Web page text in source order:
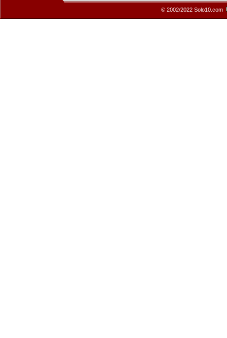
© 2002/2022 Solo10.com